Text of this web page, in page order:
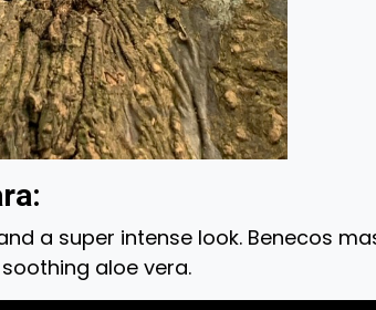
a super intense look. Benecos
aloe vera.